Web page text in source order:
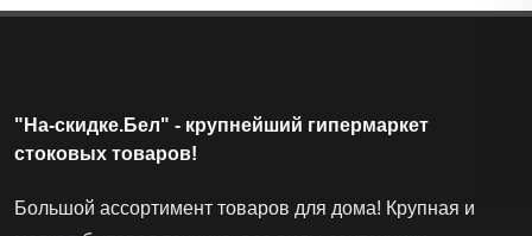
"На-скидке.Бел" - крупнейший гипермаркет
стоковых товаров!
Большой ассортимент товаров для дома! Крупная и